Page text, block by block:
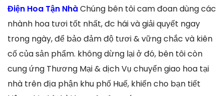
Điện Hoa Tận NhàChúng bên tôi cam đoan dùng các
nhành hoa tươi tốt nhất, đc hái và giải quyết ngay
trong ngày, để bảo đảm độ tươi & vững chắc và kiên
cố của sản phẩm. không dừng lại ở đó, bên tôi còn
cung ứng Thương Mại & dịch Vụ chuyển giao hoa tại
nhà trên địa phận khu phố Huế, khiến cho bạn tiết